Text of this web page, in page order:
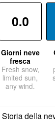
0.0
Giorni neve
fresca
Fresh snow,
limited sun,
any wind.
della